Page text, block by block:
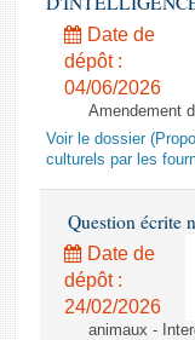
Questions écrites
Comptes rendus
Date de
dépôt :
04/06/2026
Amendement
Voir le dossier
culturels par les
Question écrite
Date de
dépôt :
24/02/2026
animaux -